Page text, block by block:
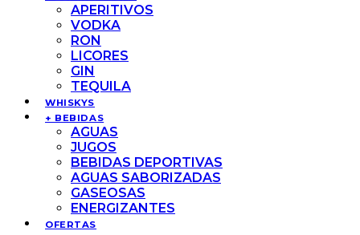
APERITIVOS
VODKA
RON
LICORES
GIN
TEQUILA
WHISKYS
+ BEBIDAS
AGUAS
JUGOS
BEBIDAS DEPORTIVAS
AGUAS SABORIZADAS
GASEOSAS
ENERGIZANTES
OFERTAS